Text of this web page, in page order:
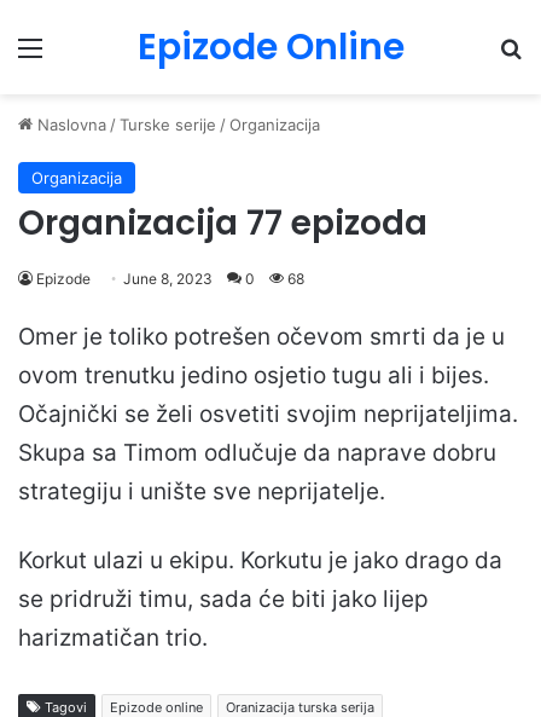
Menu Epizode Online
Naslovna /Turske serije /Organizacija
Organizacija
Organizacija 77 epizoda
Epizode June 8, 2023 0 68
Omer je toliko potrešen očevom smrti da je u
ovom trenutku jedino osjetio tugu ali i bijes.
Očajnički se želi osvetiti svojim neprijateljima.
Skupa sa Timom odlučuje da naprave dobru
strategiju i unište sve neprijatelje.
Korkut ulazi u ekipu. Korkutu je jako drago da
se pridruži timu, sada će biti jako lijep
harizmatičan trio.
Tagovi Epizode online
Oranizacija turska serija